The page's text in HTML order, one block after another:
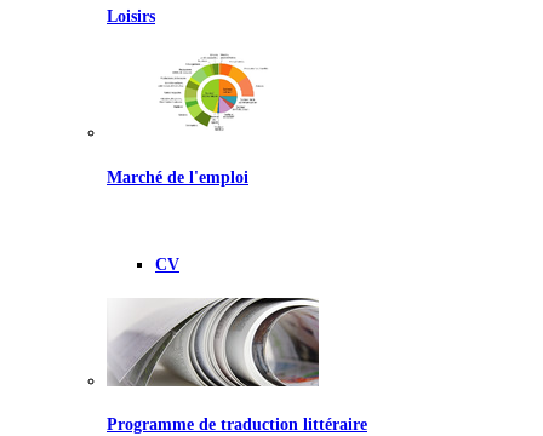
Loisirs
Marché de l'emploi
CV
Programme de traduction littéraire